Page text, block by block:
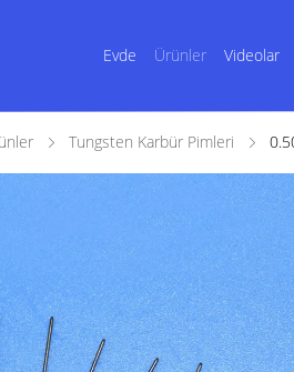
Evde Ürünler Videolar
Tungsten Karbür Pimleri